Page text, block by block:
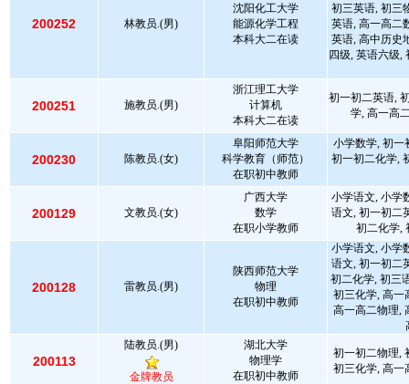
200252 林教员.(男)
沈阳化工大学
能源化学工程
本科大二在读
初三英语, 初三
英语, 高一高二
英语, 高中历史
四级, 英语六级,
200251 施教员.(男)
浙江理工大学
计算机
本科大二在读
初一初二英语,
学, 高一高
200230 陈教员.(女)
阜阳师范大学
科学教育（师范）
在职初中教师
小学数学, 初一
初一初二化学,
200129 文教员.(女)
广西大学
数学
在职小学教师
小学语文, 小学
语文, 初一初二
初二化学,
200128 雷教员.(男)
陕西师范大学
物理
在职初中教师
小学语文, 小学
语文, 初一初二
初二化学, 初三
初三化学, 高一
高一高二物理,
200113
陆教员.(男)
金牌教员
湖北大学
物理学
在职初中教师
初一初二物理,
初三化学, 高一